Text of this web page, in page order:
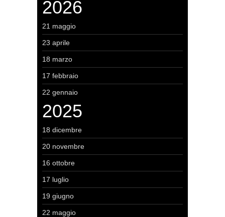
2026
21 maggio
23 aprile
18 marzo
17 febbraio
22 gennaio
2025
18 dicembre
20 novembre
16 ottobre
17 luglio
19 giugno
22 maggio